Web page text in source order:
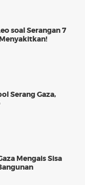
soal Serangan 7
Serang Gaza,
Mengais Sisa